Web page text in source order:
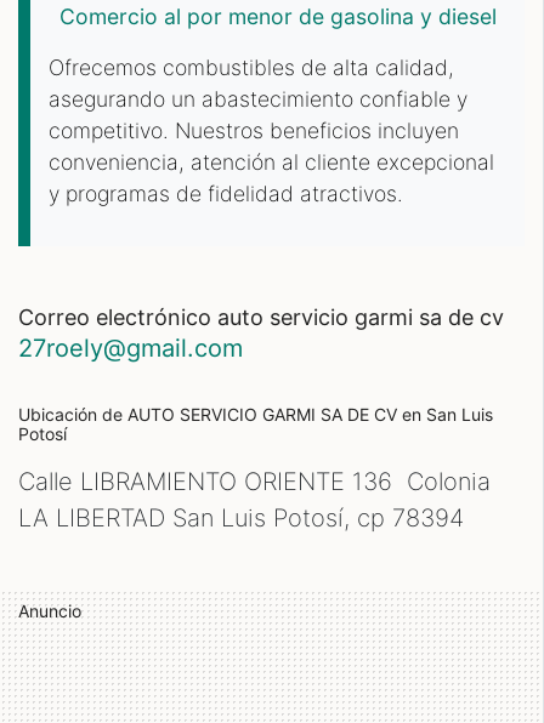
Comercio al por menor de gasolina y diesel
Ofrecemos combustibles de alta calidad,
asegurando un abastecimiento confiable y
competitivo. Nuestros beneficios incluyen
conveniencia, atención al cliente excepcional
y programas de fidelidad atractivos.
correo electrónico auto servicio garmi sa de cv
27roely@gmail.com
Ubicación de AUTO SERVICIO GARMI SA DE CV en San Luis
Potosí
Calle LIBRAMIENTO ORIENTE 136 Colonia
LA LIBERTAD San Luis Potosí, cp 78394
Anuncio